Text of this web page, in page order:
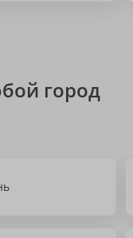
город